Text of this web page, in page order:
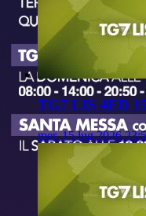
TG7 LIS 4ED
mer, 15 lug 2026